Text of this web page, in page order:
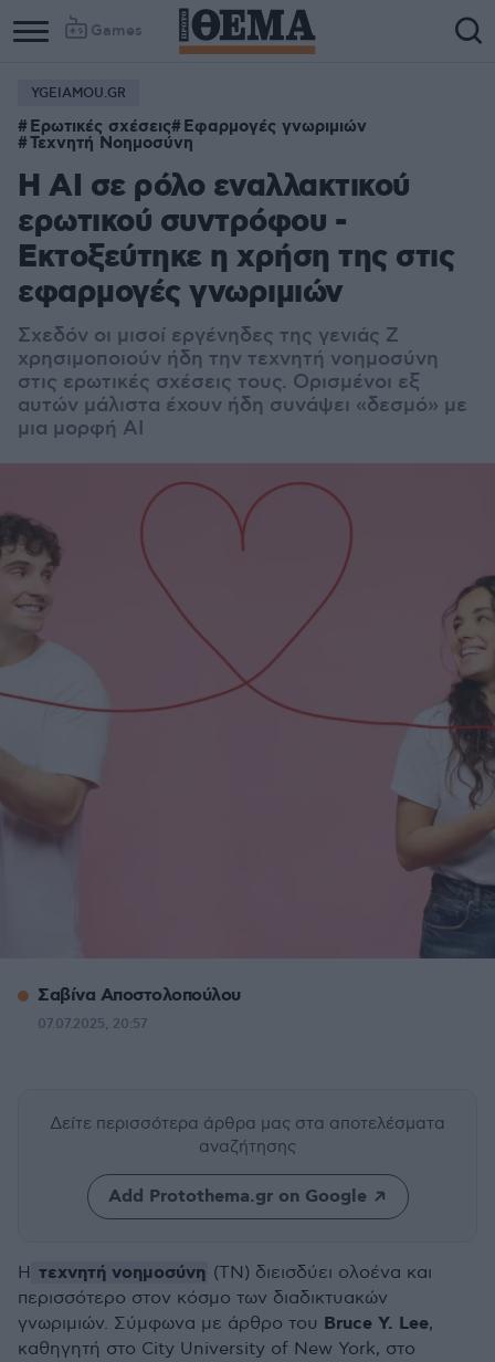
Games
YGEIAMOU.GR
Ερωτικές σχέσεις Εφαρμογές γνωριμιών
Τεχνητή Νοημοσύνη
Η AI σε ρόλο εναλλακτικού
ερωτικού συντρόφου -
Εκτοξεύτηκε η χρήση της στις
εφαρμογές γνωριμιών
Σχεδόν οι μισοί εργένηδες της γενιάς Z
χρησιμοποιούν ήδη την τεχνητή νοημοσύνη
στις ερωτικές σχέσεις τους. Ορισμένοι εξ
αυτών μάλιστα έχουν ήδη συνάψει «δεσμό» με
μια μορφή ΑΙ
Σαβίνα Αποστολοπούλου
07.07.2025, 20:57
Δείτε περισσότερα άρθρα μας στα αποτελέσματα
αναζήτησης
Add Protothema.gr on Google
Η τεχνητή νοημοσύνη (ΤΝ) διεισδύει ολοένα και
περισσότερο στον κόσμο των διαδικτυακών
γνωριμιών. Σύμφωνα με άρθρο του Bruce Y. Lee,
καθηγητή στο City University of New York, στο